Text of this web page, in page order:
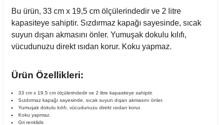
Bu ürün, 33 cm x 19,5 cm ölçülerindedir ve 2 litre
kapasiteye sahiptir. Sızdırmaz kapağı sayesinde, sıcak
suyun dışarı akmasını önler. Yumuşak dokulu kılıfı,
vücudunuzu direkt ısıdan korur. Koku yapmaz.
Ürün Özellikleri:
33 cm x 19,5 cm ölçülerindedir ve 2 litre kapasiteye sahiptir.
Sızdırmaz kapağı sayesinde, sıcak suyun dışarı akmasını önler.
Yumuşak dokulu kılıfı, vücudunuzu direkt ısıdan korur.
Koku yapmaz.
Gri renklidir.